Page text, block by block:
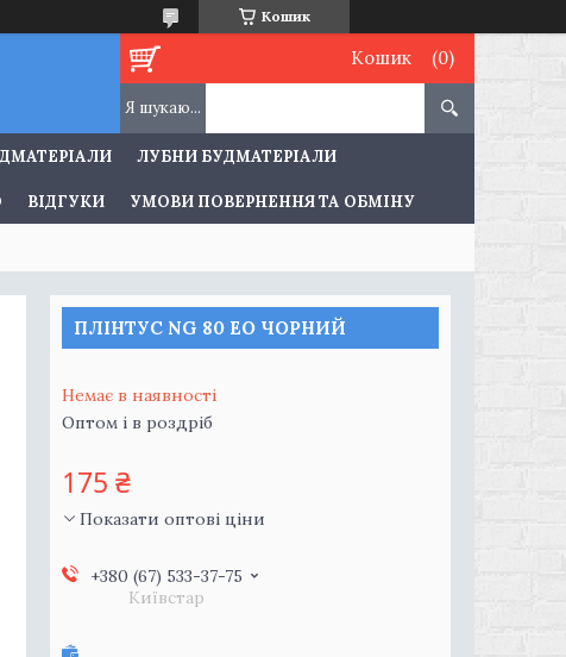
Кошик
Кошик
ЛУБНИ БУДМАТЕРІАЛИ
ВІДГУКИ УМОВИ ПОВЕРНЕННЯ ТА ОБМІНУ
ПЛІНТУС NG 80 ЕО ЧОРНИЙ
Немає в наявності
Оптом і в роздріб
175 ₴
Показати оптові ціни
+380 (67) 533-37-75
Київстар